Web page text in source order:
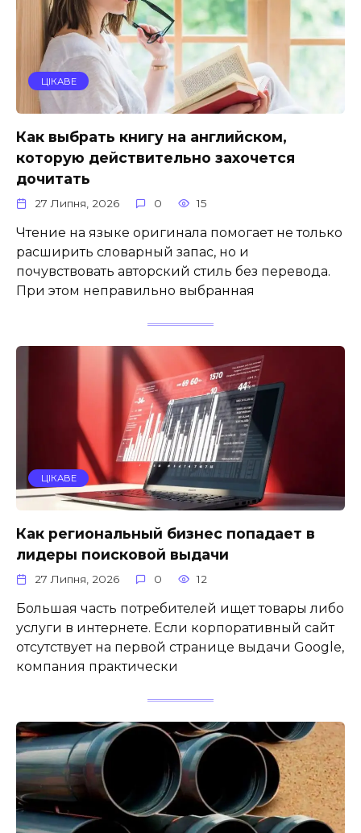
ЦІКАВЕ
Как выбрать книгу на английском,
которую действительно захочется
дочитать
27 Липня, 2026 0 15
Чтение на языке оригинала помогает не только
расширить словарный запас, но и
почувствовать авторский стиль без перевода.
При этом неправильно выбранная
ЦІКАВЕ
Как региональный бизнес попадает в
лидеры поисковой выдачи
27 Липня, 2026 0 12
Большая часть потребителей ищет товары либо
услуги в интернете. Если корпоративный сайт
отсутствует на первой странице выдачи Google,
компания практически